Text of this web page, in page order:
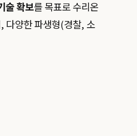
술 확보를 목표로 수리온
다양한 파생형(경찰, 소